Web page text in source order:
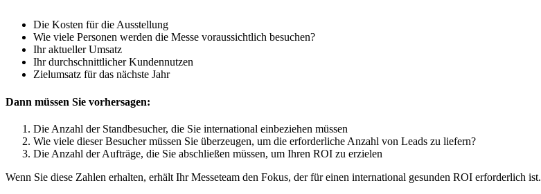
Die Kosten für die Ausstellung
Wie viele Personen werden die Messe voraussichtlich besuchen?
Ihr aktueller Umsatz
Ihr durchschnittlicher Kundennutzen
Zielumsatz für das nächste Jahr
Dann müssen Sie vorhersagen:
Die Anzahl der Standbesucher, die Sie international einbeziehen müssen
Wie viele dieser Besucher müssen Sie überzeugen, um die erforderliche Anzahl von Leads zu liefern?
Die Anzahl der Aufträge, die Sie abschließen müssen, um Ihren ROI zu erzielen
Wenn Sie diese Zahlen erhalten, erhält Ihr Messeteam den Fokus, der für einen international gesunden ROI erforderlich ist.